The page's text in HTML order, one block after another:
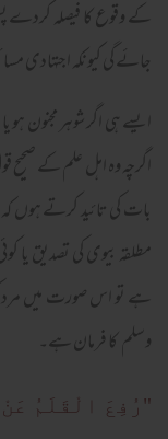
کے وقوع کا فیصلہ کردے
جائے گی کیونکہ اجتہادی
ایسے ہی اگر شوہر مجنون ہو
اگرچہ وہ اہل علم کے
بات کی تائید کرتے
مطلقہ بیوی کی تصدیق یا
ہے تو اس صورت میں مرد کی
وسلم کا فرمان ہے۔
"رُفِعَ الْقَلَمُ عَنْ